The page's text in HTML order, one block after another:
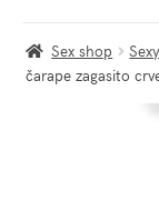
Sex shop
čarape zagasito